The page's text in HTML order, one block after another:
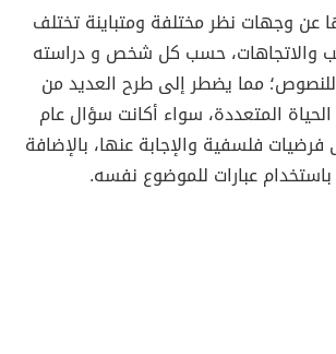
عن وجهات نظر مختلفة ومتباينة تختلف
والاتجاهات، حسب كل شخص و دراسته
مما يضطر إلى طرح العديد من
المتعددة، سواء أكانت سؤال عام
فلسفية والإجابة عنها، بالإضافة
عبارات للموضوع نفسه.